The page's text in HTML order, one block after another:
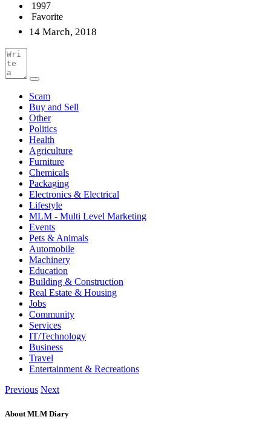
1997
Favorite
14 March, 2018
Scam
Buy and Sell
Other
Politics
Health
Agriculture
Furniture
Chemicals
Packaging
Electronics & Electrical
Lifestyle
MLM - Multi Level Marketing
Events
Pets & Animals
Automobile
Machinery
Education
Building & Construction
Real Estate & Housing
Jobs
Community
Services
IT/Technology
Business
Travel
Entertainment & Recreations
Previous Next
About MLM Diary